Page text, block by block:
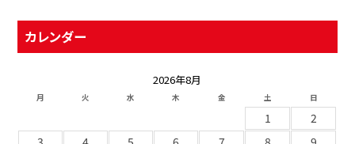
カレンダー
2026年8月
月 火 水 木 金 土 日
1
2